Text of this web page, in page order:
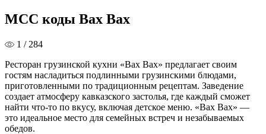
MCC коды Вах Вах
1 / 284
Ресторан грузинской кухни «Вах Вах» предлагает своим
гостям насладиться подлинными грузинскими блюдами,
приготовленными по традиционным рецептам. Заведение
создает атмосферу кавказского застолья, где каждый сможет
найти что-то по вкусу, включая детское меню. «Вах Вах» —
это идеальное место для семейных встреч и незабываемых
обедов.